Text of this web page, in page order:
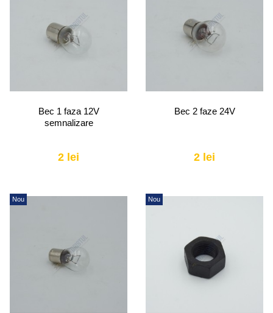
Bec 1 faza 12V
semnalizare
2 lei
Bec 2 faze 24V
2 lei
Nou Nou